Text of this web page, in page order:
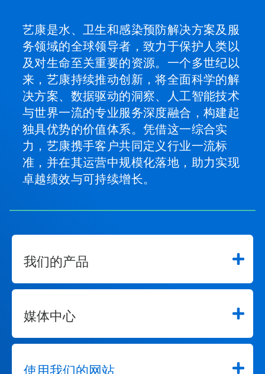
艺康是水、卫生和感染预防解决方案及服
务领域的全球领导者，致力于保护人类以
及对生命至关重要的资源。一个多世纪以
来，艺康持续推动创新，将全面科学的解
决方案、数据驱动的洞察、人工智能技术
与世界一流的专业服务深度融合，构建起
独具优势的价值体系。凭借这一综合实
力，艺康携手客户共同定义行业一流标
准，并在其运营中规模化落地，助力实现
卓越绩效与可持续增长。
我们的产品
媒体中心
使用我们的网站